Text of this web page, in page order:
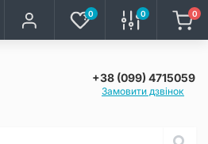
0 0 0
+38 (099) 4715059
Замовити дзвінок